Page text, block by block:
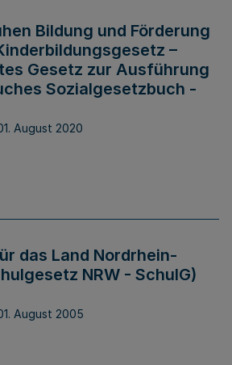
Bildung und Förderung
–
Gesetz zur Ausführung
Sozialgesetzbuch -
August 2020
das Land Nordrhein-
NRW - SchulG)
August 2005